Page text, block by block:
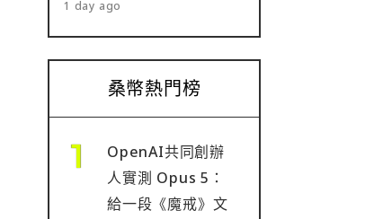
1 day ago
桑幣熱門榜
OpenAI共同創辦
人實測 Opus 5：
給一段《魔戒》文